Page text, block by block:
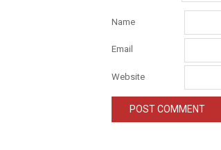
Name
Email
Website